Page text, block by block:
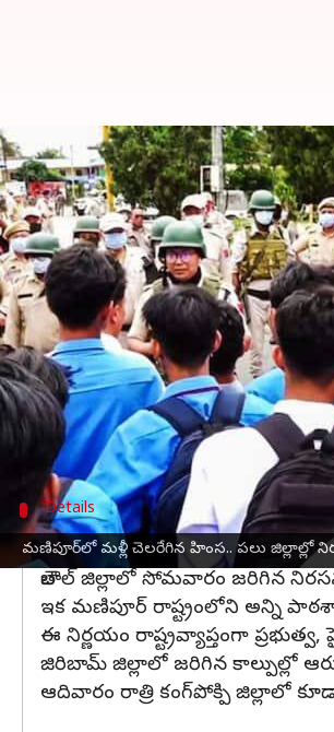
మణిపూర్‌లో మళ్లీ చెలరేగిన హింస.. పలు జిల్లాల్లో
Manipur violence:
వ్రాసిన వారు Jayachandra Akuri Sep 10, 2024 02:10
ఈ వార్తాకథనం ఏంటి
మణిపూర్‌
లో పరిస్థితి మరోసారి
సెప్టెంబర్ 10 ఉదయం 11 గంటల
విద్యార్థుల నిరసనలు
కర్ఫ్యూ సమయంలో అత్యవసర
ఆరోగ్యం, విద్యుత్, నీటి సరఫరా,
Details
రాష్ట్ర వ్యాప్తంగా విద్యాసంస్థలు
తౌబాల్ జిల్లాలో సోమవారం జరిగిన
ఇక మణిపూర్ రాష్ట్రంలోని అన్ని
ఈ నిర్ణయం రాష్ట్రవ్యాప్తంగా
జిరిబామ్ జిల్లాలో జరిగిన కాల్పుల్లో
ఆదివారం రాత్రి కంగ్‌పోక్పి జిల్లాలో